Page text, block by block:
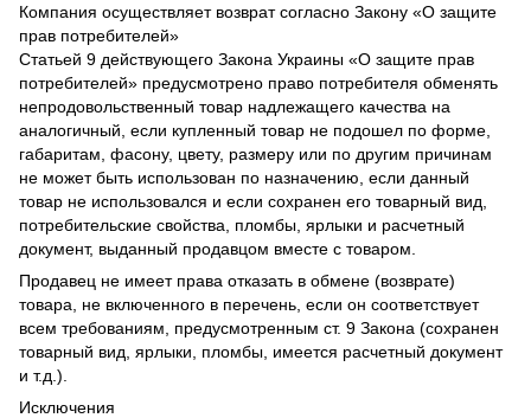
Компания осуществляет возврат согласно Закону «О защите
прав потребителей»
Статьей 9 действующего Закона Украины «О защите прав
потребителей» предусмотрено право потребителя обменять
непродовольственный товар надлежащего качества на
аналогичный, если купленный товар не подошел по форме,
габаритам, фасону, цвету, размеру или по другим причинам
не может быть использован по назначению, если данный
товар не использовался и если сохранен его товарный вид,
потребительские свойства, пломбы, ярлыки и расчетный
документ, выданный продавцом вместе с товаром.
Продавец не имеет права отказать в обмене (возврате)
товара, не включенного в перечень, если он соответствует
всем требованиям, предусмотренным ст. 9 Закона (сохранен
товарный вид, ярлыки, пломбы, имеется расчетный документ
и т.д.).
Исключения